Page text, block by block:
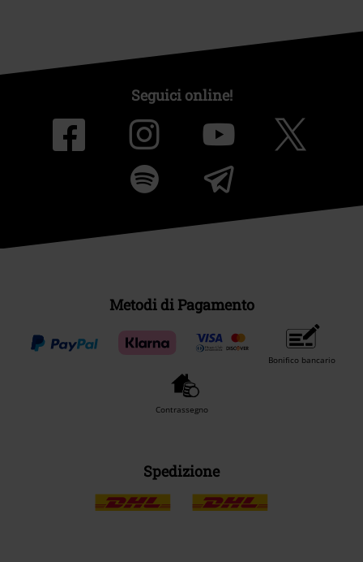
Seguici online!
Metodi di Pagamento
Bonifico bancario
Contrassegno
Spedizione